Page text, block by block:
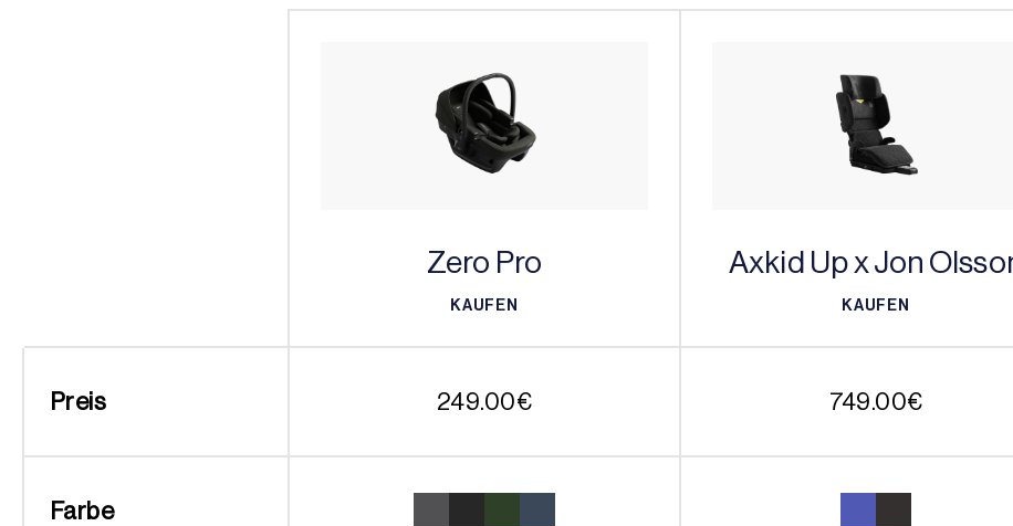
Zero Pro
KAUFEN
Axkid Up x Jon
KAUFEN
Preis 249.00€ 749.00€
Farbe